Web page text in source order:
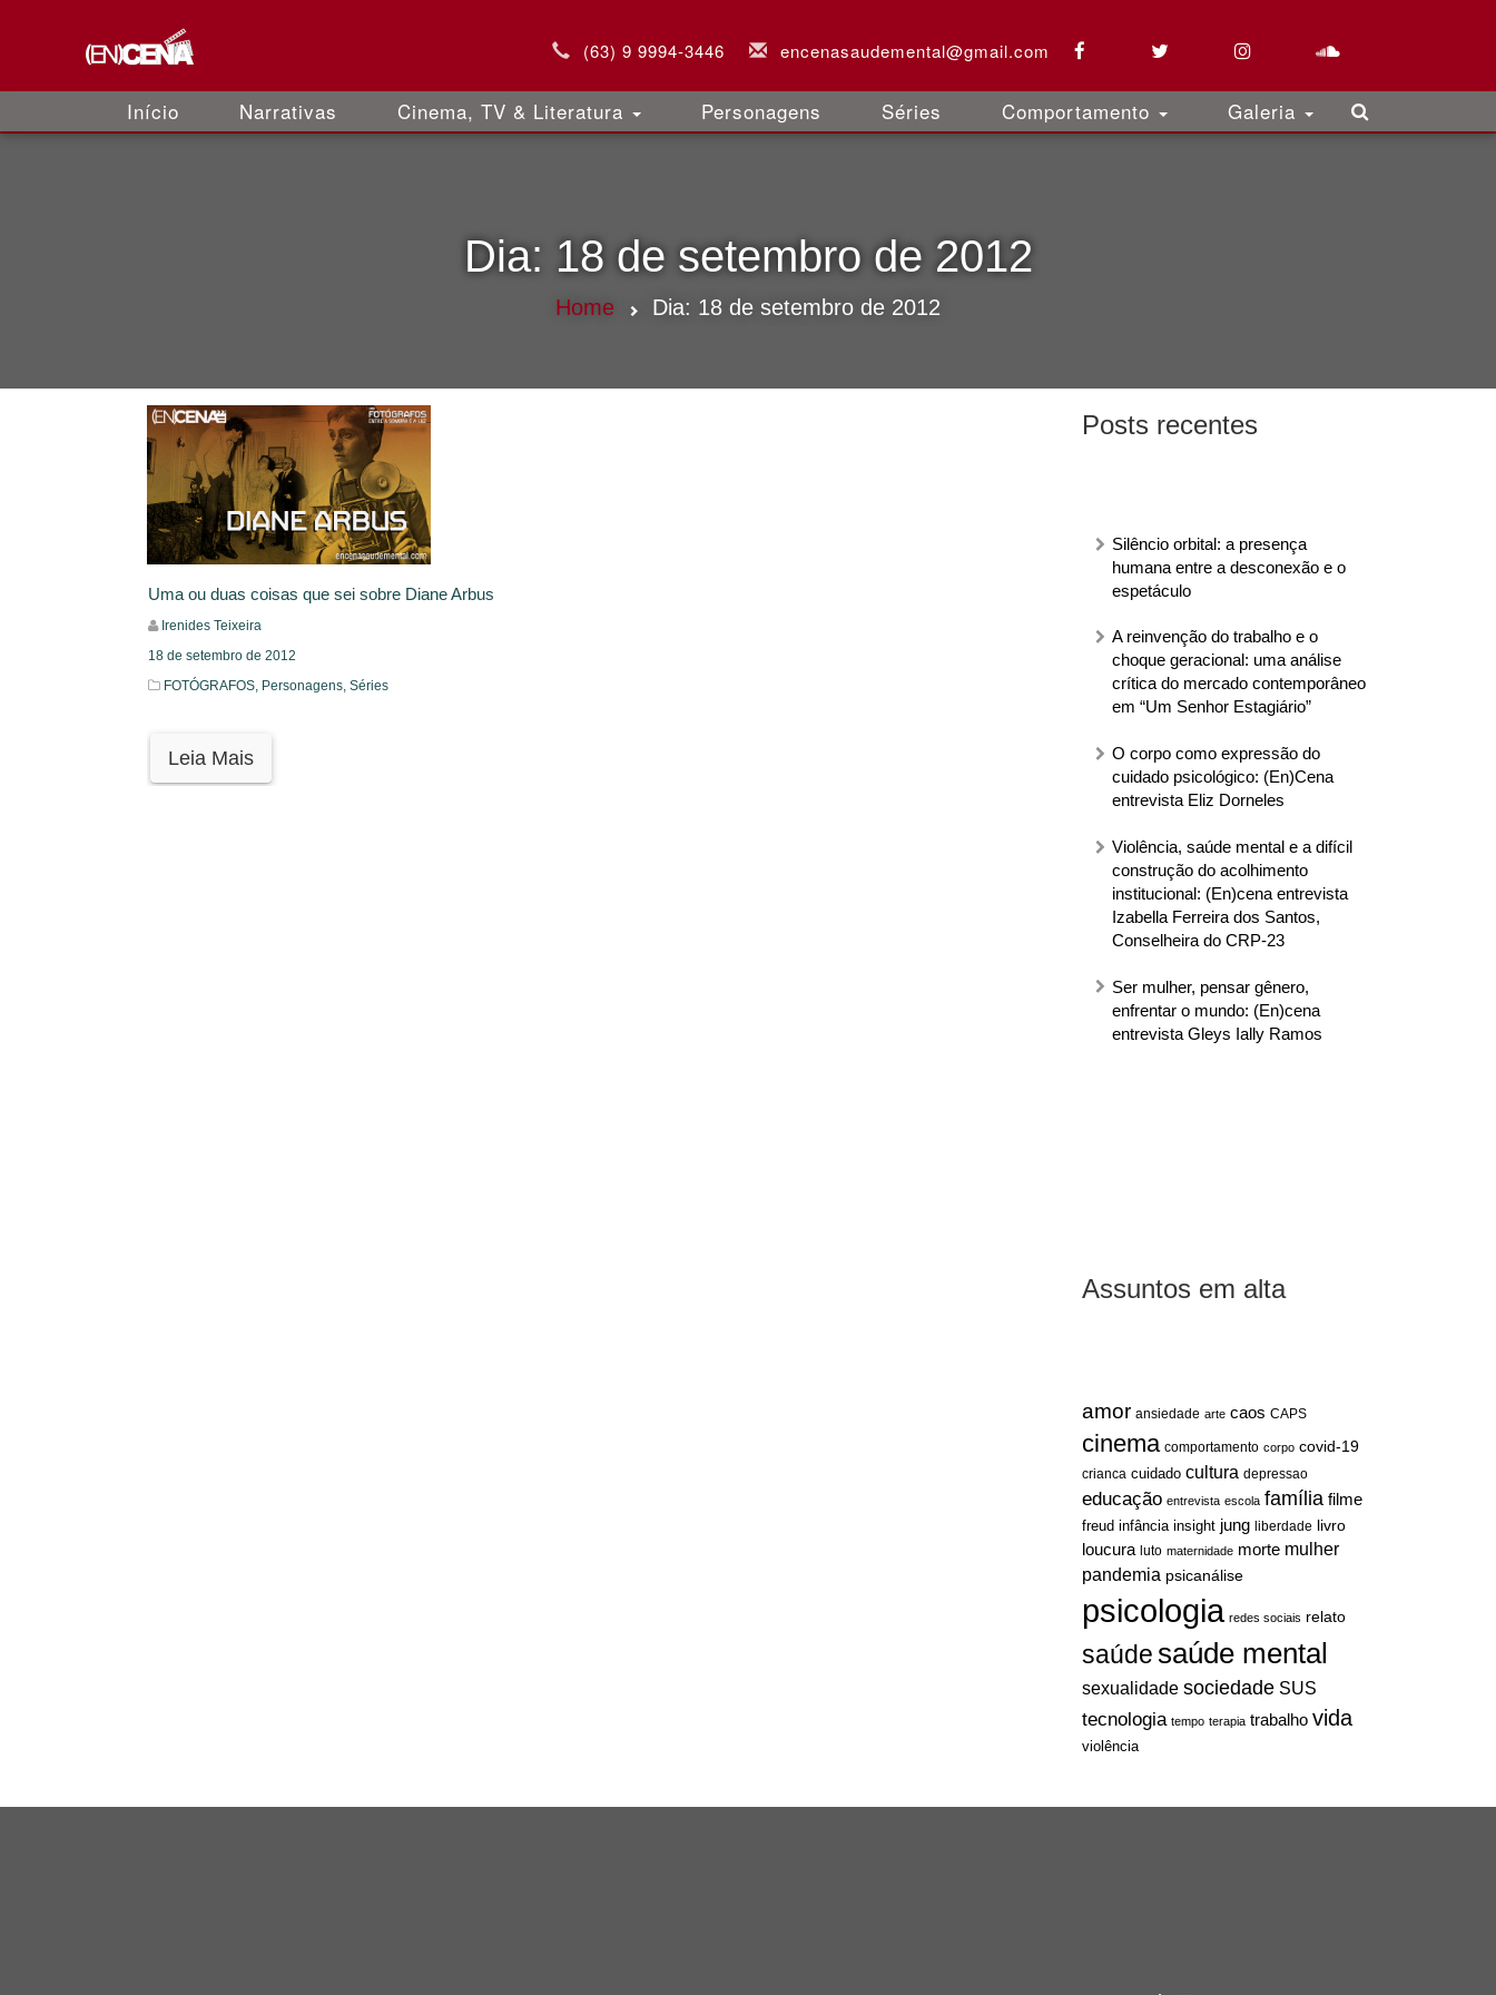
(63) 9 9994-3446 encenasaudemental@gmail.com
Início Narrativas Cinema, TV & Literatura Personagens Séries Comportamento Galeria
Dia: 18 de setembro de 2012
Home Dia: 18 de setembro de 2012
Posts recentes
Silêncio orbital: a presença
humana entre a desconexão e o
espetáculo
A reinvenção do trabalho e o
choque geracional: uma análise
crítica do mercado contemporâneo
em “Um Senhor Estagiário”
O corpo como expressão do
cuidado psicológico: (En)Cena
entrevista Eliz Dorneles
Violência, saúde mental e a difícil
construção do acolhimento
institucional: (En)cena entrevista
Izabella Ferreira dos Santos,
Conselheira do CRP-23
Ser mulher, pensar gênero,
enfrentar o mundo: (En)cena
entrevista Gleys Ially Ramos
Assuntos em alta
amor ansiedade arte caos CAPS
cinema comportamento corpo covid-19
crianca cuidado cultura depressao
educação entrevista escola família filme
freud infância insight jung liberdade livro
loucura luto maternidade morte mulher
pandemia psicanálise
psicologia redes sociais relato
saúdesaúde mental
sexualidade sociedade SUS
tecnologia tempo terapia trabalho vida
violência
Uma ou duas coisas que sei sobre Diane Arbus
Irenides Teixeira
18 de setembro de 2012
FOTÓGRAFOS, Personagens, Séries
Leia Mais